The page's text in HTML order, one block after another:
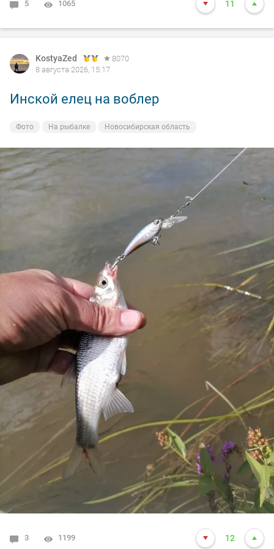
5 1065 11
KostyaZed
8070
8 августа 2026, 15:17
Инской елец на воблер
Фото На рыбалке Новосибирская область
3 1199 12